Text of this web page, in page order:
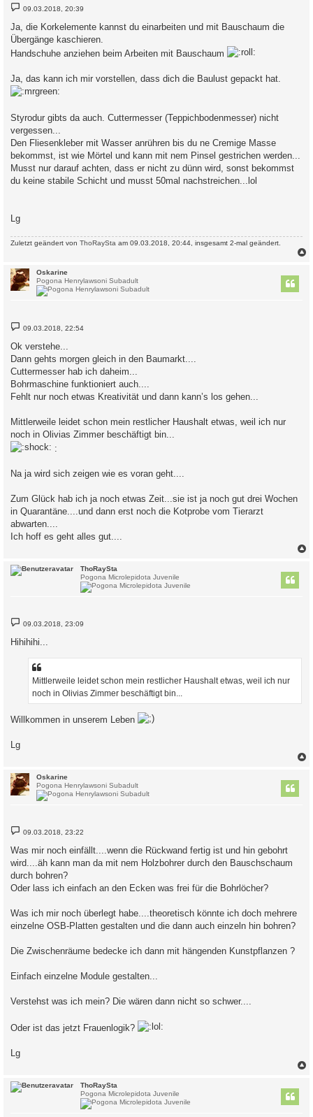
B
e
t
r
g
09.03.2018, 20:39
Ja, die Korkelemente kannst du einarbeiten und mit Bauschaum die
Übergänge kaschieren.
Handschuhe anziehen beim Arbeiten mit Bauschaum
Ja, das kann ich mir vorstellen, dass dich die Baulust gepackt hat.
Styrodur gibts da auch. Cuttermesser (Teppichbodenmesser) nicht
vergessen...
Den Fliesenkleber mit Wasser anrühren bis du ne Cremige Masse
bekommst, ist wie Mörtel und kann mit nem Pinsel gestrichen werden...
Musst nur darauf achten, dass er nicht zu dünn wird, sonst bekommst
du keine stabile Schicht und musst 50mal nachstreichen...lol
Lg
Zuletzt geändert von ThoRaySta am 09.03.2018, 20:44, insgesamt 2-mal geändert.
Oskarine
Pogona Henrylawsoni Subadult
B
e
t
r
g
09.03.2018, 22:54
Ok verstehe...
Dann gehts morgen gleich in den Baumarkt....
Cuttermesser hab ich daheim...
Bohrmaschine funktioniert auch....
Fehlt nur noch etwas Kreativität und dann kann’s los gehen...
Mittlerweile leidet schon mein restlicher Haushalt etwas, weil ich nur
noch in Olivias Zimmer beschäftigt bin...
:
Na ja wird sich zeigen wie es voran geht....
Zum Glück hab ich ja noch etwas Zeit...sie ist ja noch gut drei Wochen
in Quarantäne....und dann erst noch die Kotprobe vom Tierarzt
abwarten....
Ich hoff es geht alles gut....
ThoRaySta
Pogona Microlepidota Juvenile
B
e
t
09.03.2018, 23:09
Hihihihi...
Mittlerweile leidet schon mein restlicher Haushalt etwas, weil ich nur
noch in Olivias Zimmer beschäftigt bin...
Willkommen in unserem Leben
Lg
Oskarine
Pogona Henrylawsoni Subadult
B
t
r
g
09.03.2018, 23:22
Was mir noch einfällt....wenn die Rückwand fertig ist und hin gebohrt
wird....äh kann man da mit nem Holzbohrer durch den Bauschschaum
durch bohren?
Oder lass ich einfach an den Ecken was frei für die Bohrlöcher?
Was ich mir noch überlegt habe....theoretisch könnte ich doch mehrere
einzelne OSB-Platten gestalten und die dann auch einzeln hin bohren?
Die Zwischenräume bedecke ich dann mit hängenden Kunstpflanzen ?
Einfach einzelne Module gestalten...
Verstehst was ich mein? Die wären dann nicht so schwer....
Oder ist das jetzt Frauenlogik?
Lg
ThoRaySta
Pogona Microlepidota Juvenile